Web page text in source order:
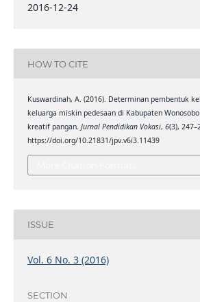
2016-12-24
HOW TO CITE
Kuswardinah, A. (2016). Determinan pembentuk
keluarga miskin pedesaan di Kabupaten
kreatif pangan. Jurnal Pendidikan Vokasi, 6(3),
https://doi.org/10.21831/jpv.v6i3.11439
ISSUE
Vol. 6 No. 3 (2016)
SECTION